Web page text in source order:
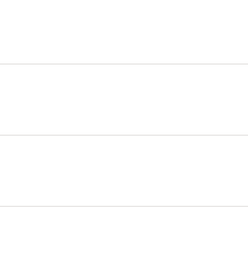
Respublikasi
121 moddasi talablari
yanada takomillashtirish
asosan, qonunga
maqsadida veb-saytlar
“v” kichik bandiga binoan